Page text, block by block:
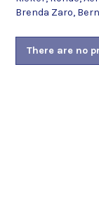
Brenda Zaro,
There are no